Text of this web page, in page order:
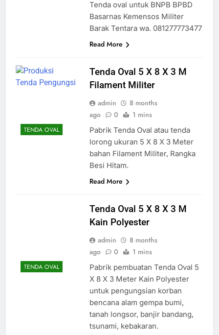
Tenda oval untuk BNPB BPBD
Basarnas Kemensos Militer
Barak Tentara wa. 081277773477
Read More
TENDA OVAL
Tenda Oval 5 X 8 X 3 M
Filament Militer
admin
8 months
ago
0 1 mins
Pabrik Tenda Oval atau tenda
lorong ukuran 5 X 8 X 3 Meter
bahan Filament Militer, Rangka
Besi Hitam.
Read More
TENDA OVAL
Tenda Oval 5 X 8 X 3 M
Kain Polyester
admin
8 months
ago
0 1 mins
Pabrik pembuatan Tenda Oval 5
X 8 X 3 Meter Kain Polyester
untuk pengungsian korban
bencana alam gempa bumi,
tanah longsor, banjir bandang,
tsunami, kebakaran.